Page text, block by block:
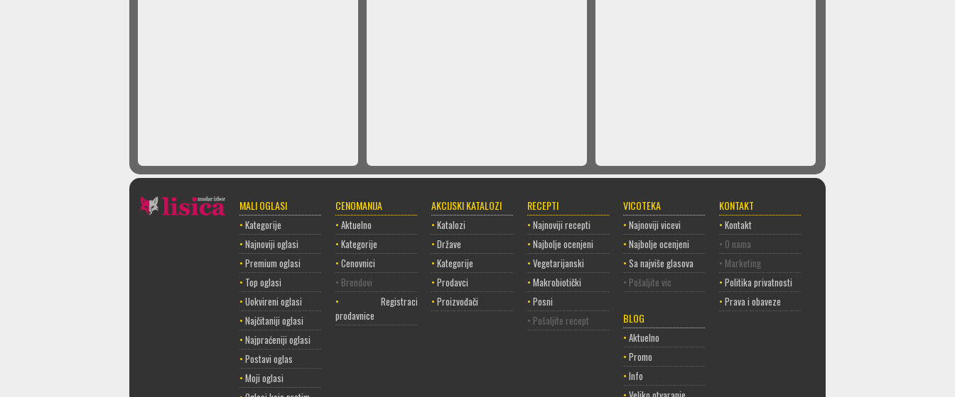
MALI OGLASI
• Kategorije
• Najnoviji oglasi
• Premium oglasi
• Top oglasi
• Uokvireni oglasi
• Najčitaniji oglasi
• Najpraćeniji oglasi
• Postavi oglas
• Moji oglasi
CENOMANIJA
• Aktuelno
• Kategorije
• Cenovnici
• Brendovi
• Registracija
prodavnice
AKCIJSKI KATALOZI
• Katalozi
• Države
• Kategorije
• Prodavci
• Proizvođači
RECEPTI
• Najnoviji recepti
• Najbolje ocenjeni
• Vegetarijanski
• Makrobiotički
• Posni
• Pošaljite recept
VICOTEKA
• Najnoviji vicevi
• Najbolje ocenjeni
• Sa najviše glasova
• Pošaljite vic
BLOG
• Aktuelno
• Promo
• Info
KONTAKT
• Kontakt
• O nama
• Marketing
• Politika privatnosti
• Prava i obaveze